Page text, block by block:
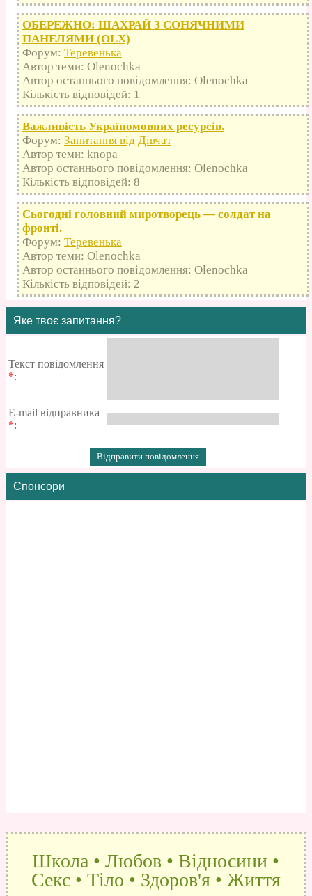
ОБЕРЕЖНО: ШАХРАЙ З СОНЯЧНИМИ
ПАНЕЛЯМИ (OLX)
Форум: Теревенька
Автор теми: Olenochka
Автор останнього повідомлення: Olenochka
Кількість відповідей: 1
Важливість Україномовних ресурсів.
Форум: Запитання від Дівчат
Автор теми: knopa
Автор останнього повідомлення: Olenochka
Кількість відповідей: 8
Сьогодні головний миротворець — солдат на
фронті.
Форум: Теревенька
Автор теми: Olenochka
Автор останнього повідомлення: Olenochka
Кількість відповідей: 2
Яке твоє запитання?
Текст повідомлення
*:
E-mail відправника
*:
Спонсори
Школа • Любов • Відносини •
Секс • Тіло • Здоров'я • Життя